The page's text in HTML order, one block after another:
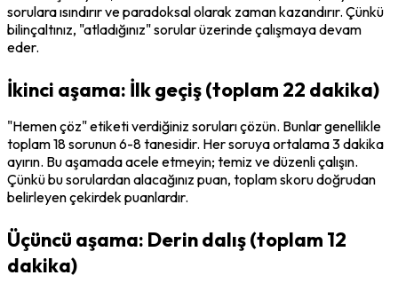
sorulara ısındırır ve paradoksal olarak zaman kazandırır. Çünkü
bilinçaltınız, "atladığınız" sorular üzerinde çalışmaya devam
eder.
İkinci aşama: İlk geçiş (toplam 22 dakika)
"Hemen çöz" etiketi verdiğiniz soruları çözün. Bunlar genellikle
toplam 18 sorunun 6-8 tanesidir. Her soruya ortalama 3 dakika
ayırın. Bu aşamada acele etmeyin; temiz ve düzenli çalışın.
Çünkü bu sorulardan alacağınız puan, toplam skoru doğrudan
belirleyen çekirdek puanlardır.
Üçüncü aşama: Derin dalış (toplam 12
dakika)